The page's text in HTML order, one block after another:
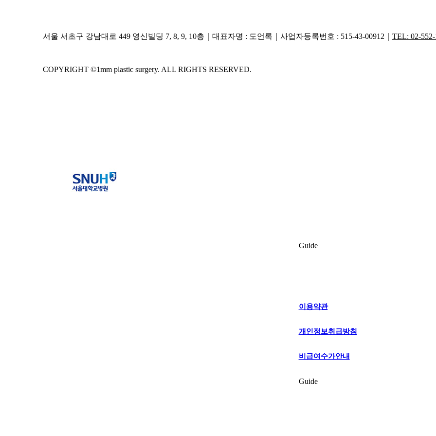
서울 서초구 강남대로 449 영신빌딩 7, 8, 9, 10층｜대표자명 : 도언록｜사업자등록번호 : 515-43-00912｜ TEL: 02-552-
COPYRIGHT ©1mm plastic surgery. ALL RIGHTS RESERVED.
Guide
이용약관
개인정보취급방침
비급여수가안내
Guide